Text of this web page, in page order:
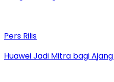
Pers Rilis
Huawei Jadi Mitra bagi Ajang